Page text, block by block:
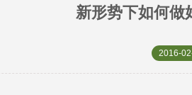
新形势下如何做
2016-